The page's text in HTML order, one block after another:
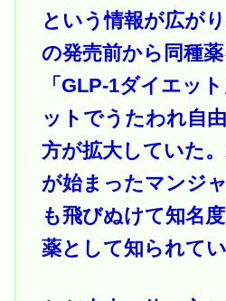
という情報が広が
の発売前から同種
「GLP-1ダイエッ
ットでうたわれ自
方が拡大していた
が始まったマンジ
も飛びぬけて知名
薬として知られてい